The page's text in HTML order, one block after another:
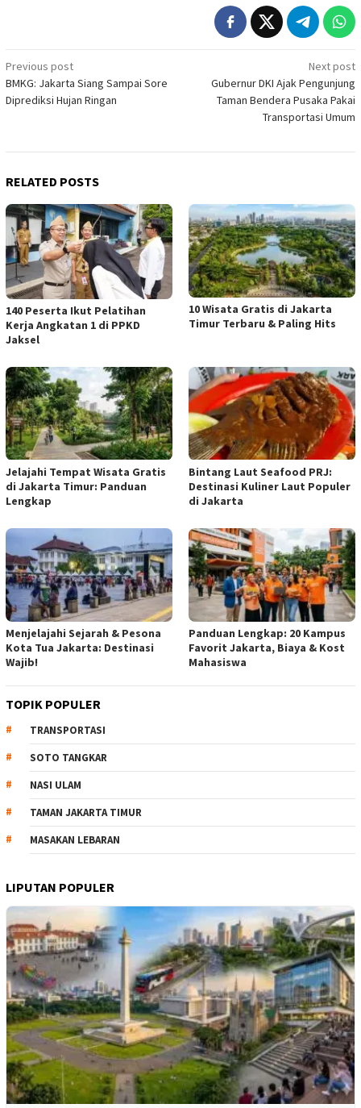
Post
navigation
Previous post
BMKG: Jakarta Siang Sampai Sore
Diprediksi Hujan Ringan
Next post
Gubernur DKI Ajak Pengunjung
Taman Bendera Pusaka Pakai
Transportasi Umum
RELATED POSTS
140 Peserta Ikut Pelatihan
Kerja Angkatan 1 di PPKD
Jaksel
10 Wisata Gratis di Jakarta
Timur Terbaru & Paling Hits
Jelajahi Tempat Wisata Gratis
di Jakarta Timur: Panduan
Lengkap
Bintang Laut Seafood PRJ:
Destinasi Kuliner Laut Populer
di Jakarta
Menjelajahi Sejarah & Pesona
Kota Tua Jakarta: Destinasi
Wajib!
Panduan Lengkap: 20 Kampus
Favorit Jakarta, Biaya & Kost
Mahasiswa
TOPIK POPULER
TRANSPORTASI
SOTO TANGKAR
NASI ULAM
TAMAN JAKARTA TIMUR
MASAKAN LEBARAN
LIPUTAN POPULER